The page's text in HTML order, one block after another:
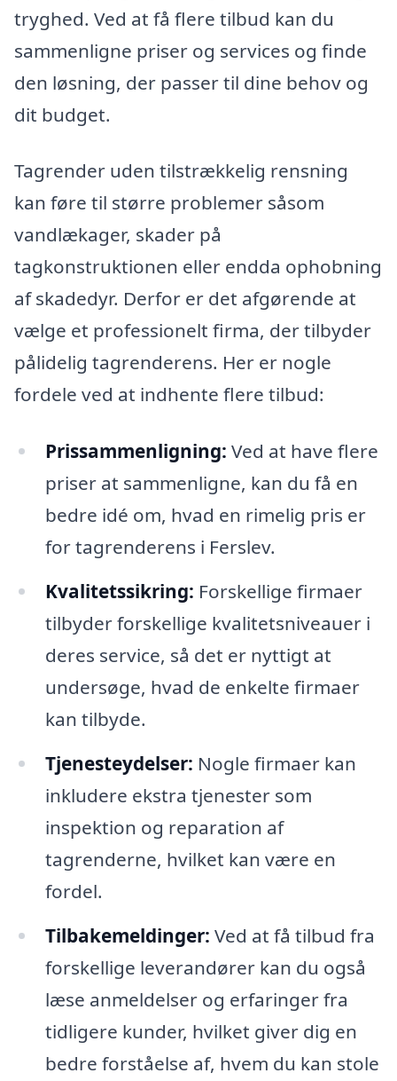
tryghed. Ved at få flere tilbud kan du
sammenligne priser og services og finde
den løsning, der passer til dine behov og
dit budget.
Tagrender uden tilstrækkelig rensning
kan føre til større problemer såsom
vandlækager, skader på
tagkonstruktionen eller endda ophobning
af skadedyr. Derfor er det afgørende at
vælge et professionelt firma, der tilbyder
pålidelig tagrenderens. Her er nogle
fordele ved at indhente flere tilbud:
Prissammenligning: Ved at have flere
priser at sammenligne, kan du få en
bedre idé om, hvad en rimelig pris er
for tagrenderens i Ferslev.
Kvalitetssikring: Forskellige firmaer
tilbyder forskellige kvalitetsniveauer i
deres service, så det er nyttigt at
undersøge, hvad de enkelte firmaer
kan tilbyde.
Tjenesteydelser: Nogle firmaer kan
inkludere ekstra tjenester som
inspektion og reparation af
tagrenderne, hvilket kan være en
fordel.
Tilbakemeldinger: Ved at få tilbud fra
forskellige leverandører kan du også
læse anmeldelser og erfaringer fra
tidligere kunder, hvilket giver dig en
bedre forståelse af, hvem du kan stole